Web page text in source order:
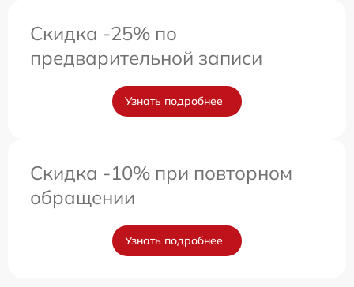
Скидка -25% по
предварительной записи
Узнать подробнее
Скидка -10% при повторном
обращении
Узнать подробнее